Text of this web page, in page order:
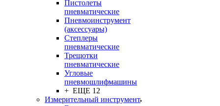
Пистолеты
пневматические
Пневмоинструмент
(аксессуары)
Степлеры
пневматические
Трещотки
пневматические
Угловые
пневмошлифмашины
+ ЕЩЕ 12
Измерительный инструмент